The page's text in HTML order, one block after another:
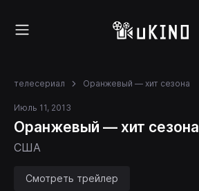
телесериал Оранжевый — хит сезона
Июль 11, 2013
Оранжевый — хит сезона
США
Смотреть трейлер